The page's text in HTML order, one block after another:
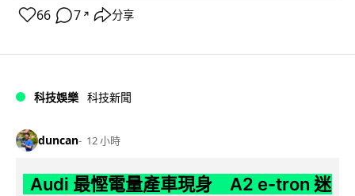
66 7 ↗ 分享
科技娛樂 科技新聞
duncan 12 小時
Audi 最慳電量產車現身 A2 e-tron 迷